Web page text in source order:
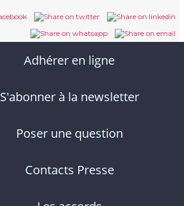
Adhérer en ligne
S'abonner à la newsletter
Poser une question
Contacts Presse